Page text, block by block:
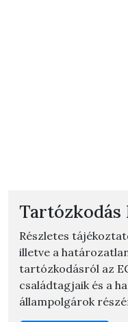
Tartózkodás
Részletes
illetve a
tartózkodásról az
családtagjaik és a
állampolgárok